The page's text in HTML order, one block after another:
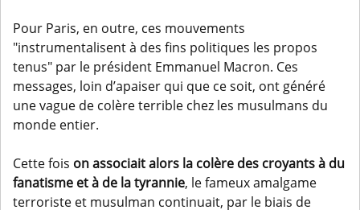
Pour Paris, en outre, ces mouvements
"instrumentalisent à des fins politiques les propos
tenus" par le président Emmanuel Macron. Ces
messages, loin d’apaiser qui que ce soit, ont généré
une vague de colère terrible chez les musulmans du
monde entier.
Cette fois on associait alors la colère des croyants à du
fanatisme et à de la tyrannie, le fameux amalgame
terroriste et musulman continuait, par le biais de